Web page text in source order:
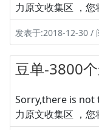
力原文收集区 ，您
发表于:2018-12-30 /
豆单-3800
Sorry,there is not
力原文收集区 ，您